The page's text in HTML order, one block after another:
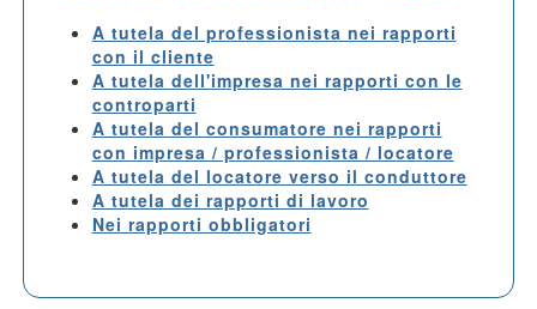
A tutela del professionista nei rapporti
con il cliente
A tutela dell'impresa nei rapporti con le
controparti
A tutela del consumatore nei rapporti
con impresa / professionista / locatore
A tutela del locatore verso il conduttore
A tutela dei rapporti di lavoro
Nei rapporti obbligatori